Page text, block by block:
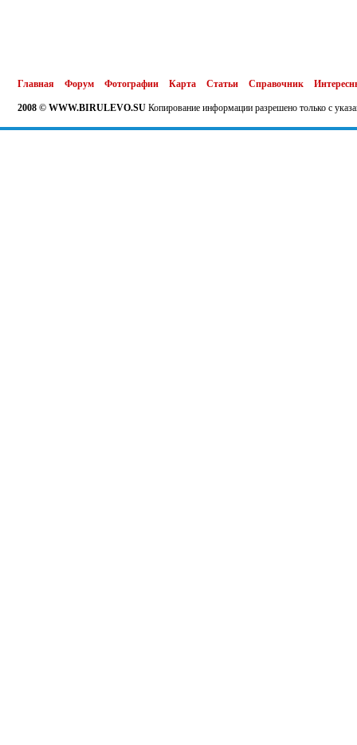
Главная Форум Фотографии Карта Статьи Справочник
2008 © WWW.BIRULEVO.SU Копирование информации разрешено только с